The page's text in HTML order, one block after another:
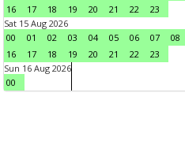
16
17 18 19 20 21 22
23
Sat 15 Aug 2026
00
01 02 03 04 05 06 07 08
16
17 18 19 20 21 22
23
Sun 16 Aug 2026
00